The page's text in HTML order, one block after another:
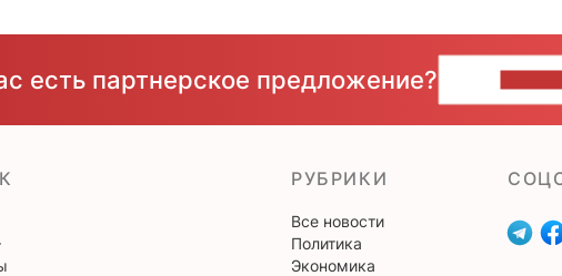
есть партнерское предложение?
РУБРИКИ
Все новости
Политика
Экономика